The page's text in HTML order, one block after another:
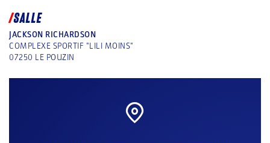
SALLE
JACKSON RICHARDSON
COMPLEXE SPORTIF "LILI MOINS"
07250 LE POUZIN